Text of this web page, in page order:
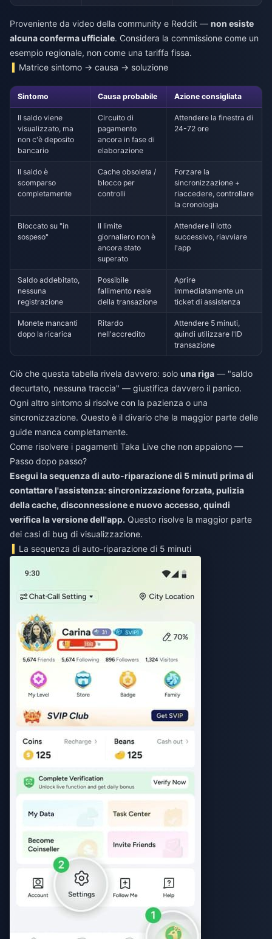
Proveniente da video della community e Reddit — non esiste
alcuna conferma ufficiale. Considera la commissione come un
esempio regionale, non come una tariffa fissa.
Matrice sintomo → causa → soluzione
Sintomo Causa probabile Azione consigliata
Il saldo viene
visualizzato, ma
non c'è deposito
bancario
Circuito di
pagamento
ancora in fase di
elaborazione
Attendere la finestra di
24-72 ore
Il saldo è
scomparso
completamente
Cache obsoleta /
blocco per
controlli
Forzare la
sincronizzazione +
riaccedere, controllare
la cronologia
Bloccato su "in
sospeso"
Il limite
giornaliero non è
ancora stato
superato
Attendere il lotto
successivo, riavviare
l'app
Saldo addebitato,
nessuna
registrazione
Possibile
fallimento reale
della transazione
Aprire
immediatamente un
ticket di assistenza
Monete mancanti
dopo la ricarica
Ritardo
nell'accredito
Attendere 5 minuti,
quindi utilizzare l'ID
transazione
Ciò che questa tabella rivela davvero: solo una riga — "saldo
decurtato, nessuna traccia" — giustifica davvero il panico.
Ogni altro sintomo si risolve con la pazienza o una
sincronizzazione. Questo è il divario che la maggior parte delle
guide manca completamente.
Come risolvere i pagamenti Taka Live che non appaiono —
Passo dopo passo?
Esegui la sequenza di auto-riparazione di 5 minuti prima di
contattare l'assistenza: sincronizzazione forzata, pulizia
della cache, disconnessione e nuovo accesso, quindi
verifica la versione dell'app. Questo risolve la maggior parte
dei casi di bug di visualizzazione.
La sequenza di auto-riparazione di 5 minuti